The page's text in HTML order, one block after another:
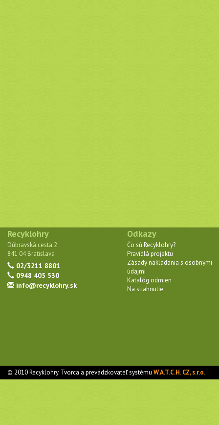
Recyklohry
Dúbravská cesta 2
841 04 Bratislava
02/3211 8801
0948 405 530
info@recyklohry.sk
Odkazy
Čo sú Recyklohry?
Pravidlá projektu
Zásady nakladania s osobnými
údajmi
Katalóg odmien
Na stiahnutie
© 2010 Recyklohry. Tvorca a prevádzkovateľ systémuW.A.T.C.H. CZ, s.r.o.